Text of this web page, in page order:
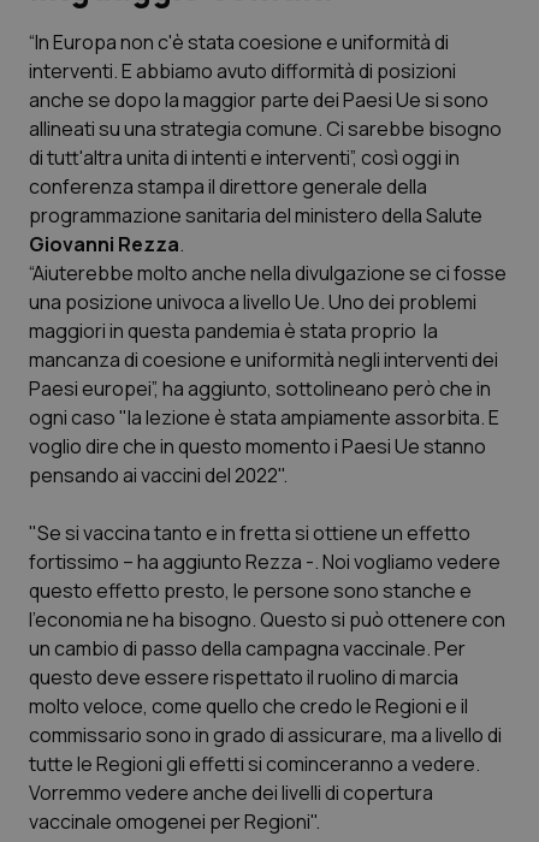
Scienza e Farmaci
Studi e Analisi
Lettere al direttore
Edizioni Regionali
QS Pro
Professionisti Sanitari.AI
Abruzzo
Basilicata
Campania
Emilia-Romagna
Friuli Venezia Giulia
Lazio
Liguria
QS Pro Gold
Artrite & artrosi
Car-T
Colesterolo & coronaropatie
Dermatite Atopica
Diabete & glucometri
Disturbi dell’umore
QS Club Newsletter
“In Europa non c'è stata coesione e uniformità di
interventi. E abbiamo avuto difformità di posizioni
anche se dopo la maggior parte dei Paesi Ue si sono
allineati su una strategia comune. Ci sarebbe bisogno
di tutt'altra unita di intenti e interventi”, così oggi in
conferenza stampa il direttore generale della
programmazione sanitaria del ministero della Salute
Giovanni Rezza.
“Aiuterebbe molto anche nella divulgazione se ci fosse
una posizione univoca a livello Ue. Uno dei problemi
maggiori in questa pandemia è stata proprio la
mancanza di coesione e uniformità negli interventi dei
Paesi europei”, ha aggiunto, sottolineano però che in
ogni caso "la lezione è stata ampiamente assorbita. E
voglio dire che in questo momento i Paesi Ue stanno
pensando ai vaccini del 2022".
"Se si vaccina tanto e in fretta si ottiene un effetto
fortissimo – ha aggiunto Rezza -. Noi vogliamo vedere
questo effetto presto, le persone sono stanche e
l'economia ne ha bisogno. Questo si può ottenere con
un cambio di passo della campagna vaccinale. Per
questo deve essere rispettato il ruolino di marcia
molto veloce, come quello che credo le Regioni e il
commissario sono in grado di assicurare, ma a livello di
tutte le Regioni gli effetti si cominceranno a vedere.
Vorremmo vedere anche dei livelli di copertura
vaccinale omogenei per Regioni".